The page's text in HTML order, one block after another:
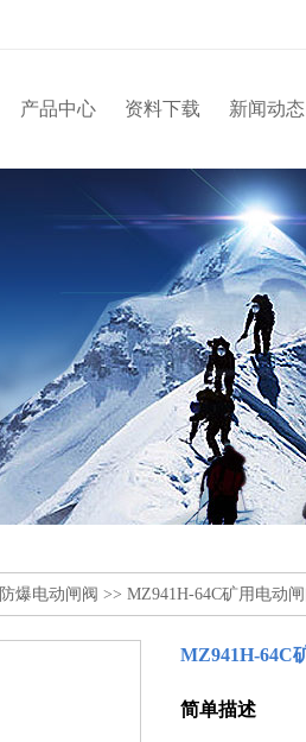
产品中心 资料下载 新闻动态
防爆电动闸阀 >> MZ941H-64C矿用电动闸
MZ941H-64C
简单描述